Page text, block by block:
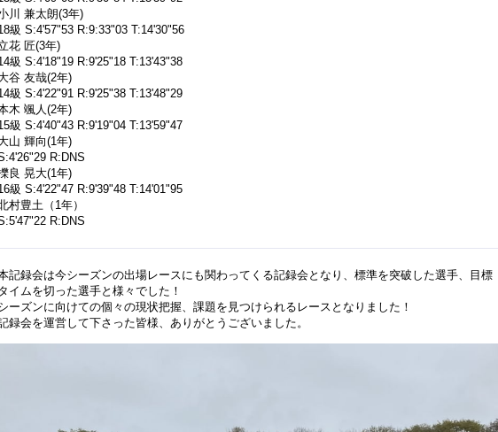
川 兼太朗(3年)
級 S:4'57"53 R:9:33"03 T:14'30"56
花 匠(3年)
級 S:4'18"19 R:9'25"18 T:13'43"38
谷 友哉(2年)
級 S:4'22"91 R:9'25"38 T:13'48"29
木 颯人(2年)
級 S:4'40"43 R:9'19"04 T:13'59"47
山 輝向(1年)
R:DNS
良 晃大(1年)
級 S:4'22"47 R:9'39"48 T:14'01"95
村豊土（1年）
R:DNS
記録会は今シーズンの出場レースにも関わってくる記録会となり、標準を突破した選手、目標
イムを切った選手と様々でした！
ーズンに向けての個々の現状把握、課題を見つけられるレースとなりました！
録会を運営して下さった皆様、ありがとうございました。